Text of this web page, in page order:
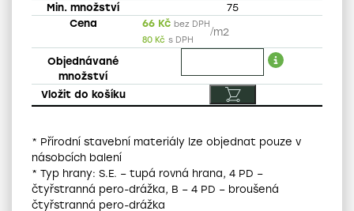
75
66 Kč bez DPH
80 Kč s DPH
/m2
* Přírodní stavební materiály lze objednat pouze v
násobcích balení
* Typ hrany: S.E. – tupá rovná hrana, 4 PD –
čtyřstranná pero-drážka, B – 4 PD – broušená
čtyřstranná pero-drážka